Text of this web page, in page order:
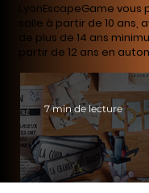
LyonEscapeGame
salle à partir de 10 ans,
de plus de 14 ans
partir de 12 ans en
7 min de lecture